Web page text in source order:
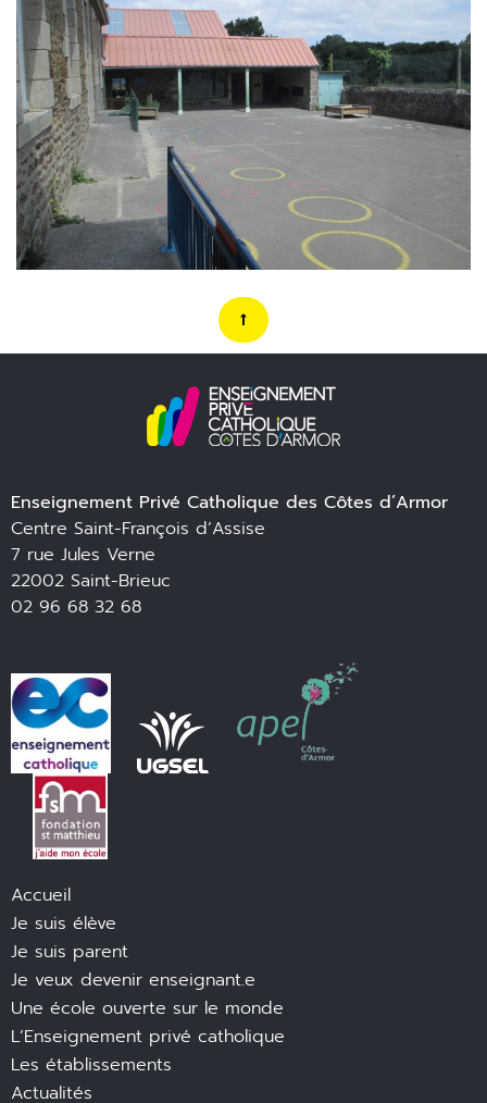
Enseignement Privé Catholique des Côtes d’Armor
Centre Saint-François d’Assise
7 rue Jules Verne
22002 Saint-Brieuc
02 96 68 32 68
Accueil
Je suis élève
Je suis parent
Je veux devenir enseignant.e
Une école ouverte sur le monde
L’Enseignement privé catholique
Les établissements
Actualités